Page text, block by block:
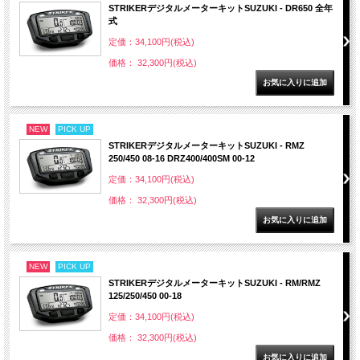
STRIKERデジタルメーターキットSUZUKI - DR650 全年
式
定価：34,100円(税込)
価格： 32,300円(税込)
NEW PICK UP
STRIKERデジタルメーターキットSUZUKI - RMZ
250/450 08-16 DRZ400/400SM 00-12
定価：34,100円(税込)
価格： 32,300円(税込)
NEW PICK UP
STRIKERデジタルメーターキットSUZUKI - RM/RMZ
125/250/450 00-18
定価：34,100円(税込)
価格： 32,300円(税込)